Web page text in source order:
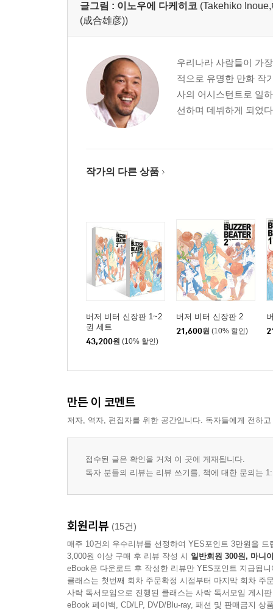
글그림 : 이노우에 다케히코 (Takehiko
(成合雄彦))
우리나라 사람들이 가
적으로 유명한 만화 작
사의 어시스턴트로 일
선하며 데뷔하게 되었
작가의 다른 상품
버저 비터 신장판 1~2
권 세트
43,200원 (10% 할인)
버저 비터 신장판 2
21,600원 (10% 할인)
만든 이 코멘트
저자, 역자, 편집자를 위한 공간입니다. 독자들에게 전하
접수된 글은 확인을 거쳐 이 곳에 게재됩니다.
독자 분들의 리뷰는 리뷰 쓰기를, 책에 대한 문의는
회원리뷰 (15건)
매주 10건의 우수리뷰를 선정하여 YES포인트 3만원을 드
3,000원 이상 구매 후 리뷰 작성 시 일반회원 300원, 마니
eBook은 다운로드 후 작성한 리뷰만 YES포인트 지급됩니
클래스는 첫번째 회차 주문확정 시점부터 마지막 회차 주
사락 독서모임으로 진행된 클래스는 사락 독서모임 게시
eBook 페이백, CD/LP, DVD/Blu-ray, 패션 및 판매금지 상